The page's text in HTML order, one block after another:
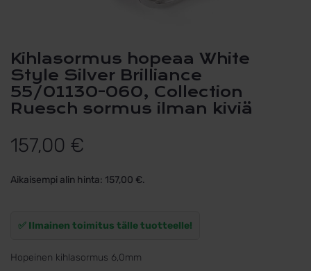
Kihlasormus hopeaa White
Style Silver Brilliance
55/01130-060, Collection
Ruesch sormus ilman kiviä
157,00 €
Aikaisempi alin hinta: 157,00 €.
✅ Ilmainen toimitus tälle tuotteelle!
Hopeinen kihlasormus 6,0mm